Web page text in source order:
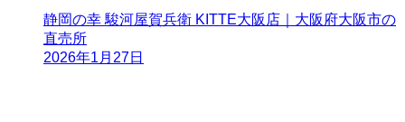
静岡の幸 駿河屋賀兵衛 KITTE大阪店｜大阪府大阪市の
直売所
2026年1月27日